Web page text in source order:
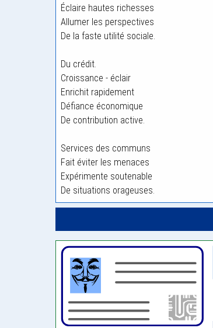
Éclaire hautes richesses
Allumer les perspectives
De la faste utilité sociale.
Du crédit.
Croissance - éclair
Enrichit rapidement
Défiance économique
De contribution active.
Services des communs
Fait éviter les menaces
Expérimente soutenable
De situations orageuses.